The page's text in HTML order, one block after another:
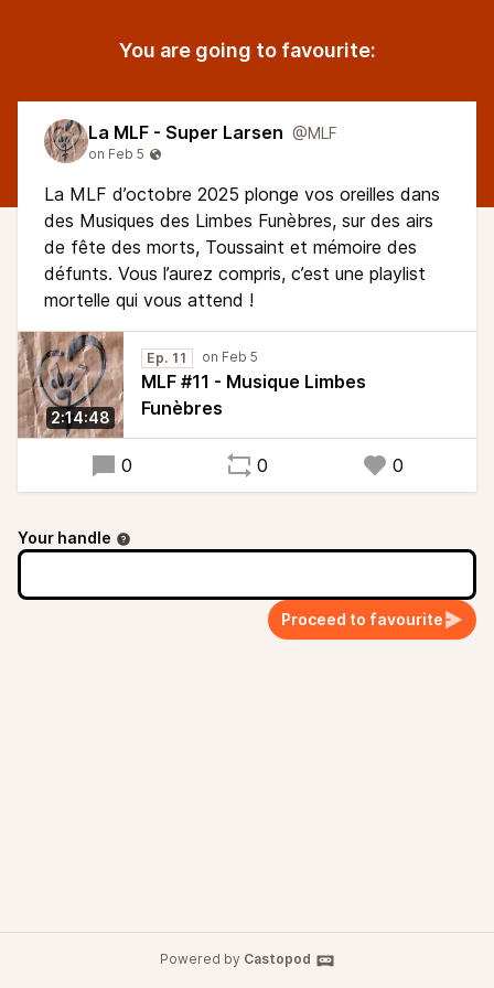
You are going to favourite:
La MLF - Super Larsen @MLF
La MLF d’octobre 2025 plonge vos oreilles dans
des Musiques des Limbes Funèbres, sur des airs
de fête des morts, Toussaint et mémoire des
défunts. Vous l’aurez compris, c’est une playlist
mortelle qui vous attend !
2:14:48
Ep. 11
MLF #11 - Musique Limbes
Funèbres
0 0 0
Your handle
Proceed to favourite
Powered by Castopod